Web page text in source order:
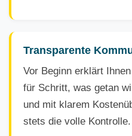
Transparente
Vor Beginn erklärt
für Schritt, was getan
und mit klarem
stets die volle Kontrolle.